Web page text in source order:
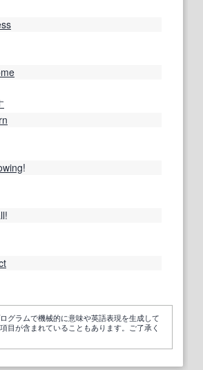
!
グラムで機械的に意味や英語表現を生成して
目が含まれていることもあります。ご了承く